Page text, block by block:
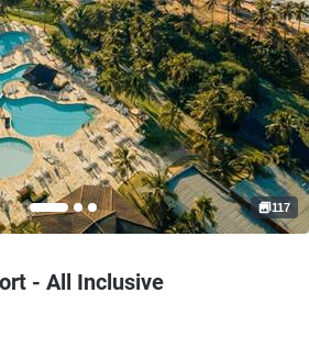
- All Inclusive
117